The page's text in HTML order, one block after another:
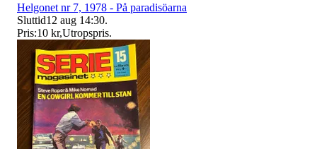
Helgonet nr 7, 1978 - På paradisöarna
Sluttid12 aug 14:30.
Pris:10 kr,Utropspris.